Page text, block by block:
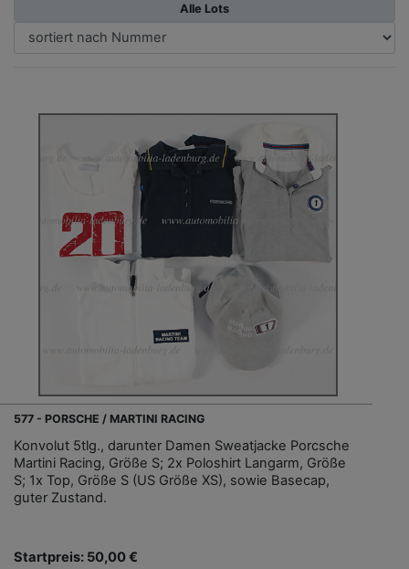
Alle Lots
577 - PORSCHE / MARTINI RACING
Konvolut 5tlg., darunter Damen Sweatjacke Porcsche
Martini Racing, Größe S; 2x Poloshirt Langarm, Größe
S; 1x Top, Größe S (US Größe XS), sowie Basecap,
guter Zustand.
Startpreis: 50,00 €